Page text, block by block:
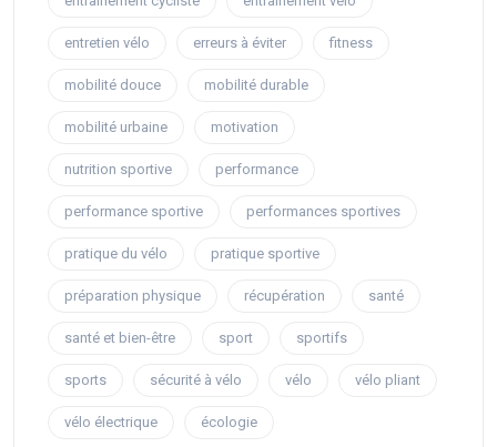
entretien vélo erreurs à éviter fitness
mobilité douce mobilité durable
mobilité urbaine motivation
nutrition sportive performance
performance sportive performances sportives
pratique du vélo pratique sportive
préparation physique récupération santé
santé et bien-être sport sportifs
sports sécurité à vélo vélo vélo pliant
vélo électrique écologie